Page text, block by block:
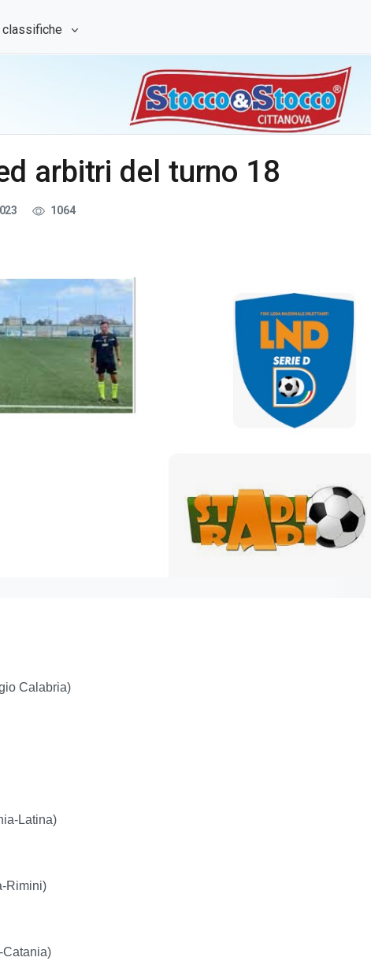
arbitri del turno 18
1064
Calabria)
Latina)
Rimini)
Catania)